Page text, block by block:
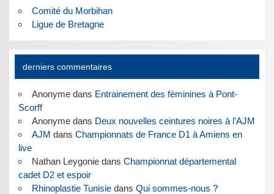
Comité du Morbihan
Ligue de Bretagne
derniers commentaires
Anonymedans Entrainement des féminines à Pont-
Scorff
Anonymedans Deux nouvelles ceintures noires à l’AJM
AJM dans Championnats de France D1 à Amiens en
live
Nathan Leygoniedans Championnat départemental
cadet D2 et espoir
Rhinoplastie Tunisiedans Qui sommes-nous ?